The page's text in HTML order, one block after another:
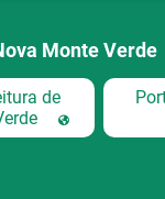
Monte Verde
de